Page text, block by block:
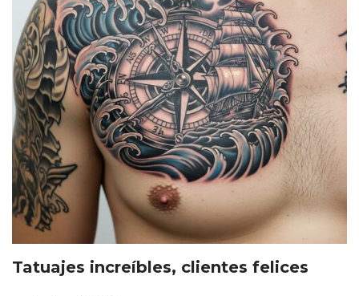
Tatuajes increíbles, clientes felices